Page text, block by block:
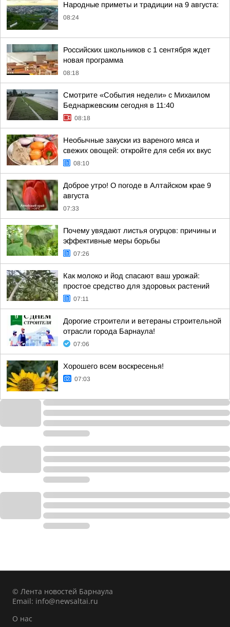
Народные приметы и традиции на 9 августа:
08:24
Российских школьников с 1 сентября ждет
новая программа
08:18
Смотрите «События недели» с Михаилом
Беднаржевским сегодня в 11:40
08:18
Необычные закуски из вареного мяса и
свежих овощей: откройте для себя их вкус
08:10
Доброе утро! О погоде в Алтайском крае 9
августа
07:33
Почему увядают листья огурцов: причины и
эффективные меры борьбы
07:26
Как молоко и йод спасают ваш урожай:
простое средство для здоровых растений
07:11
Дорогие строители и ветераны строительной
отрасли города Барнаула!
07:06
Хорошего всем воскресенья!
07:03
© Лента новостей Барнаула
Email: info@newsaltai.ru
О нас